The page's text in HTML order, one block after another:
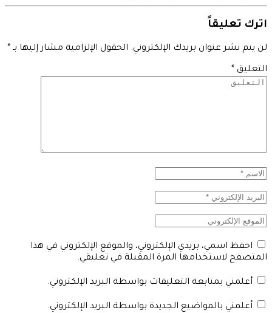
اترك تعليقاً
لن يتم نشر عنوان بريدك الإلكتروني. الحقول الإلزامية مشار إليها بـ *
التعليق *
احفظ اسمي، بريدي الإلكتروني، والموقع الإلكتروني في هذا
المتصفح لاستخدامها المرة المقبلة في تعليقي.
أعلمني بمتابعة التعليقات بواسطة البريد الإلكتروني.
أعلمني بالمواضيع الجديدة بواسطة البريد الإلكتروني.